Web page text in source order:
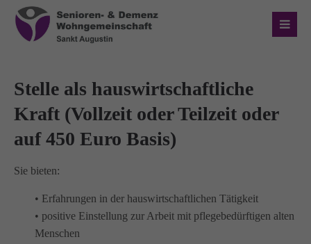
Login
Passwort
Anmelden
Stelle als hauswirtschaftliche
Kraft (Vollzeit oder Teilzeit oder
auf 450 Euro Basis)
Sie bieten:
• Erfahrungen in der hauswirtschaftlichen Tätigkeit
• positive Einstellung zur Arbeit mit pflegebedürftigen alten
Menschen